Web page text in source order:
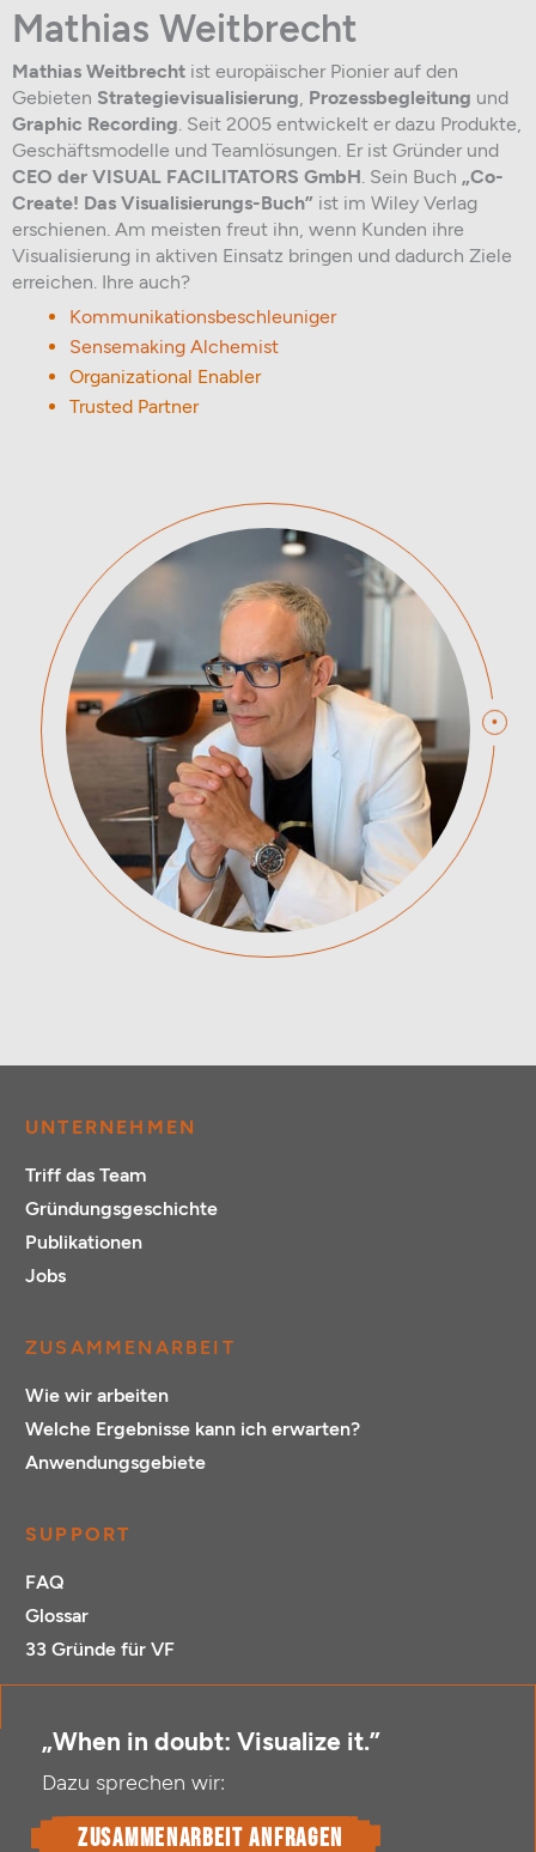
Mathias Weitbrecht
Mathias Weitbrecht ist europäischer Pionier auf den
Gebieten Strategievisualisierung, Prozessbegleitung und
Graphic Recording. Seit 2005 entwickelt er dazu Produkte,
Geschäftsmodelle und Teamlösungen. Er ist Gründer und
CEO der VISUAL FACILITATORS GmbH. Sein Buch „Co-
Create! Das Visualisierungs-Buch” ist im Wiley Verlag
erschienen. Am meisten freut ihn, wenn Kunden ihre
Visualisierung in aktiven Einsatz bringen und dadurch Ziele
erreichen. Ihre auch?
Kommunikationsbeschleuniger
Sensemaking Alchemist
Organizational Enabler
Trusted Partner
UNTERNEHMEN
Triff das Team
Gründungsgeschichte
Publikationen
Jobs
ZUSAMMENARBEIT
Wie wir arbeiten
Welche Ergebnisse kann ich erwarten?
Anwendungsgebiete
SUPPORT
FAQ
Glossar
33 Gründe für VF
„When in doubt: Visualize it.”
Dazu sprechen wir:
Zusammenarbeit anfragen